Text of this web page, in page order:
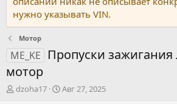
нужно указывать VIN.
Мотор
ME_KE
Пропуски
мотор
А
dzoha17
Д
Авг 27, 2025